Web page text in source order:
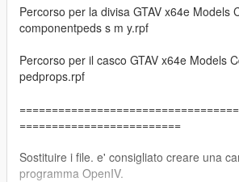
Percorso per la divisa GTAV x64e Models
componentpeds s m y.rpf
Percorso per il casco GTAV x64e Models
pedprops.rpf
=========================
Sostituire i file. e' consigliato creare una
programma OpenIV.